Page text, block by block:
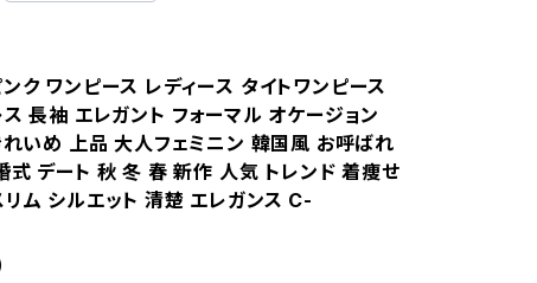
ク ワンピース レディース タイトワンピース
ス 長袖 エレガント フォーマル オケージョン
いめ 上品 大人フェミニン 韓国風 お呼ばれ
式 デート 秋 冬 春 新作 人気 トレンド 着痩せ
ム シルエット 清楚 エレガンス C-